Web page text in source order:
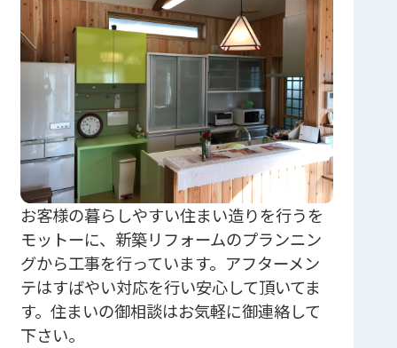
お客様の暮らしやすい住まい造りを行うを
モットーに、新築リフォームのプランニン
グから工事を行っています。アフターメン
テはすばやい対応を行い安心して頂いてま
す。住まいの御相談はお気軽に御連絡して
下さい。